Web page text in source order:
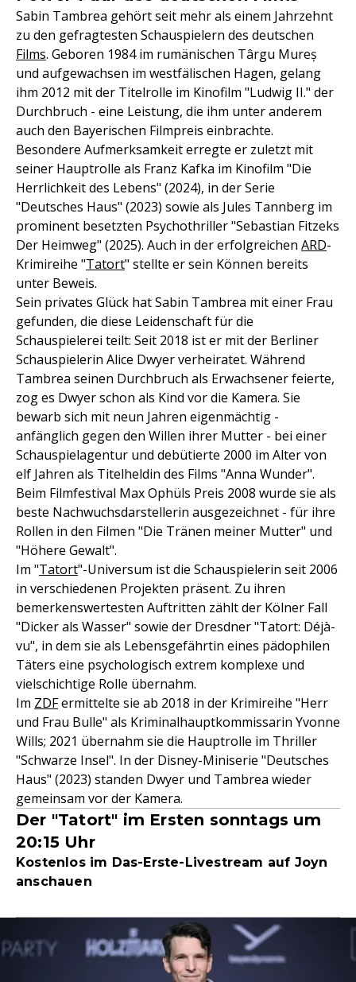
Sabin Tambrea gehört seit mehr als einem Jahrzehnt
zu den gefragtesten Schauspielern des deutschen
Films. Geboren 1984 im rumänischen Târgu Mureș
und aufgewachsen im westfälischen Hagen, gelang
ihm 2012 mit der Titelrolle im Kinofilm "Ludwig II." der
Durchbruch - eine Leistung, die ihm unter anderem
auch den Bayerischen Filmpreis einbrachte.
Besondere Aufmerksamkeit erregte er zuletzt mit
seiner Hauptrolle als Franz Kafka im Kinofilm "Die
Herrlichkeit des Lebens" (2024), in der Serie
"Deutsches Haus" (2023) sowie als Jules Tannberg im
prominent besetzten Psychothriller "Sebastian Fitzeks
Der Heimweg" (2025). Auch in der erfolgreichen ARD-
Krimireihe "Tatort" stellte er sein Können bereits
unter Beweis.
Sein privates Glück hat Sabin Tambrea mit einer Frau
gefunden, die diese Leidenschaft für die
Schauspielerei teilt: Seit 2018 ist er mit der Berliner
Schauspielerin Alice Dwyer verheiratet. Während
Tambrea seinen Durchbruch als Erwachsener feierte,
zog es Dwyer schon als Kind vor die Kamera. Sie
bewarb sich mit neun Jahren eigenmächtig -
anfänglich gegen den Willen ihrer Mutter - bei einer
Schauspielagentur und debütierte 2000 im Alter von
elf Jahren als Titelheldin des Films "Anna Wunder".
Beim Filmfestival Max Ophüls Preis 2008 wurde sie als
beste Nachwuchsdarstellerin ausgezeichnet - für ihre
Rollen in den Filmen "Die Tränen meiner Mutter" und
"Höhere Gewalt".
Im "Tatort"-Universum ist die Schauspielerin seit 2006
in verschiedenen Projekten präsent. Zu ihren
bemerkenswertesten Auftritten zählt der Kölner Fall
"Dicker als Wasser" sowie der Dresdner "Tatort: Déjà-
vu", in dem sie als Lebensgefährtin eines pädophilen
Täters eine psychologisch extrem komplexe und
vielschichtige Rolle übernahm.
Im ZDFermittelte sie ab 2018 in der Krimireihe "Herr
und Frau Bulle" als Kriminalhauptkommissarin Yvonne
Wills; 2021 übernahm sie die Hauptrolle im Thriller
"Schwarze Insel". In der Disney-Miniserie "Deutsches
Haus" (2023) standen Dwyer und Tambrea wieder
gemeinsam vor der Kamera.
Der "Tatort" im Ersten sonntags um
20:15 Uhr
Kostenlos im Das-Erste-Livestream auf Joyn
anschauen